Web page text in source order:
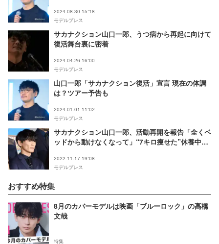
2024.08.30 15:18
モデルプレス
サカナクション山口一郎、うつ病から再起に向けて
復活舞台裏に密着
2024.04.26 16:00
モデルプレス
山口一郎「サカナクション復活」宣言 現在の体調
は？ツアー予告も
2024.01.01 11:02
モデルプレス
サカナクション山口一郎、活動再開を報告「全くベ
ッドから動けなくなって」“7キロ痩せた”休養中の
2022.11.17 19:08
モデルプレス
おすすめ特集
8月のカバーモデルは映画「ブルーロック」の高橋
文哉
特集